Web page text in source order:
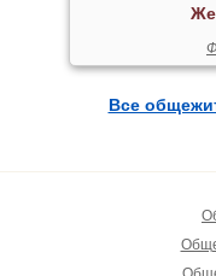
Все